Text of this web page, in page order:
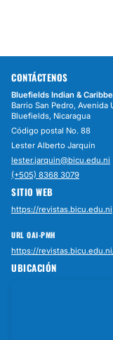
CONTÁCTENOS
Bluefields Indian &
Barrio San Pedro,
Bluefields, Nicaragua
Código postal No. 88
Lester Alberto Jarquín
lester.jarquin@bicu.edu.ni
(+505) 8368 3079
SITIO WEB
https://revistas.bicu.edu.ni
URL OAI-PMH
https://
UBICACIÓN